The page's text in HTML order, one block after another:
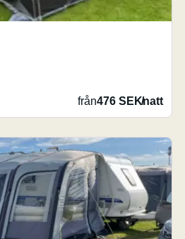
från476 SEK/natt